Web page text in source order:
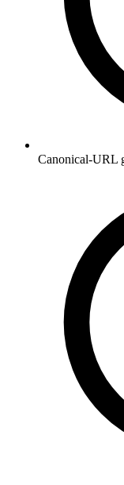
Canonical-URL